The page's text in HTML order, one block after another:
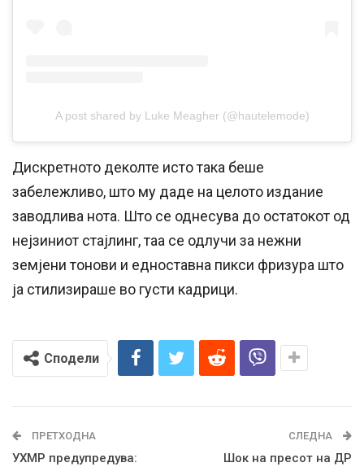
A post shared by Luke Meagher (@hautelemode)
Дискретното деколте исто така беше
забележливо, што му даде на целото издание
заводлива нота. Што се однесува до остатокот од
нејзиниот стајлинг, таа се одлучи за нежни
земјени тонови и едноставна пикси фризура што
ја стилизираше во густи кадрици.
Сподели
ПРЕТХОДНА
УХМР предупредува:
СЛЕДНА
Шок на пресот на ДР